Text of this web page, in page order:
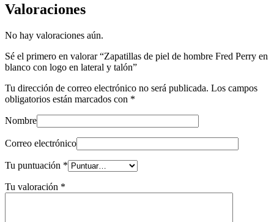
Valoraciones
No hay valoraciones aún.
Sé el primero en valorar “Zapatillas de piel de hombre Fred Perry en
blanco con logo en lateral y talón”
Tu dirección de correo electrónico no será publicada. Los campos
obligatorios están marcados con *
Nombre
Correo electrónico
Tu puntuación *
Tu valoración *